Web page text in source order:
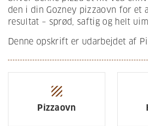
den i din Gozney pizzaovn for et
resultat – sprød, saftig og helt
Denne opskrift er udarbejdet af
texture
Pizzaovn